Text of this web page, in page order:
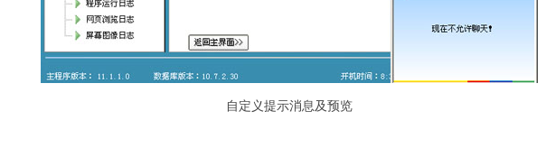
自定义提示消息及预览